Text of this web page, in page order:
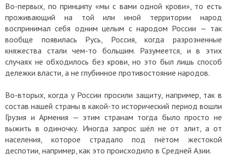
Во-первых, по принципу «мы с вами одной крови», то есть
проживающий на той или иной территории народ
воспринимал себя одним целым с народом России — так
вообще появилась Русь, Россия, когда разрозненные
княжества стали чем-то большим. Разумеется, и в этих
случаях не обходилось без крови, но это был лишь способ
дележки власти, а не глубинное противостояние народов.
Во-вторых, когда у России просили защиту, например, так в
состав нашей страны в какой-то исторический период вошли
Грузия и Армения — этим странам тогда было просто не
выжить в одиночку. Иногда запрос шёл не от элит, а от
населения, которое страдало под гнётом жестокой
деспотии, например, как это происходило в Средней Азии.